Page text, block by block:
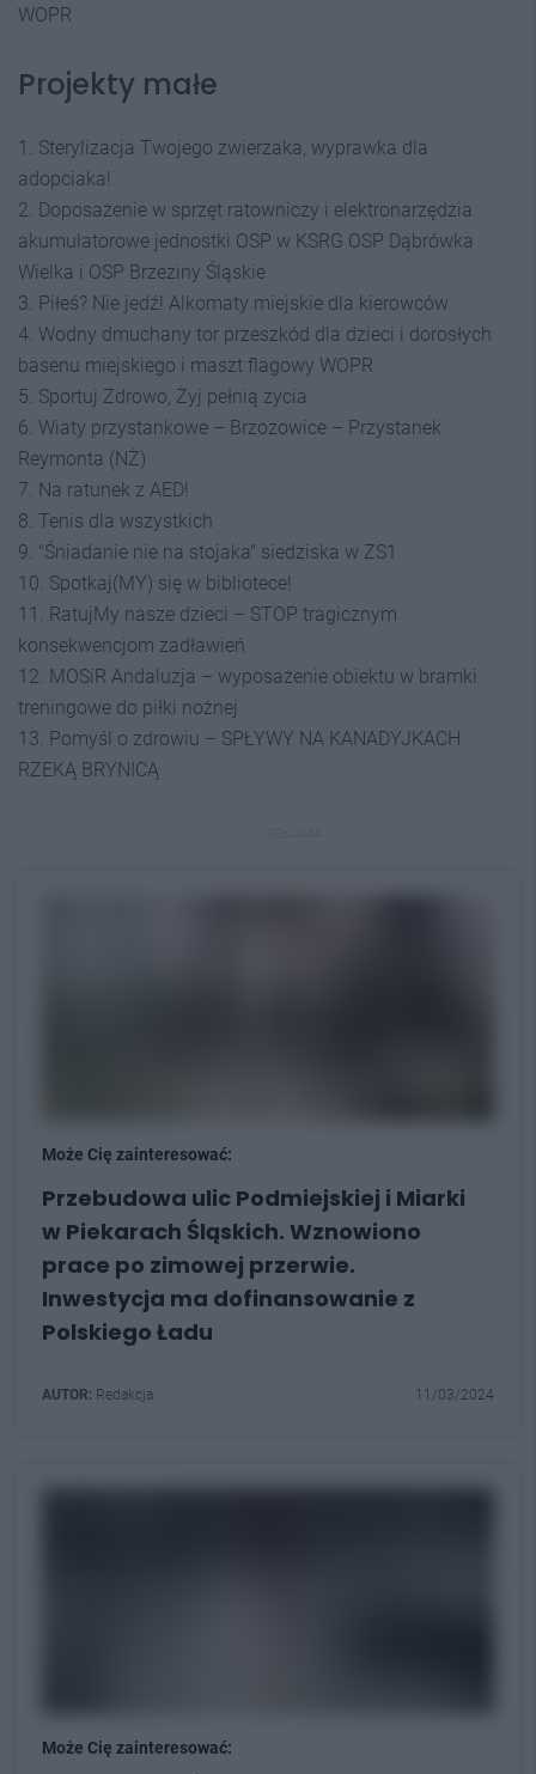
WOPR
Projekty małe
1. Sterylizacja Twojego zwierzaka, wyprawka dla
adopciaka!
2. Doposażenie w sprzęt ratowniczy i elektronarzędzia
akumulatorowe jednostki OSP w KSRG OSP Dąbrówka
Wielka i OSP Brzeziny Śląskie
3. Piłeś? Nie jedź! Alkomaty miejskie dla kierowców
4. Wodny dmuchany tor przeszkód dla dzieci i dorosłych
basenu miejskiego i maszt flagowy WOPR
5. Sportuj Zdrowo, Żyj pełnią życia
6. Wiaty przystankowe – Brzozowice – Przystanek
Reymonta (NŻ)
7. Na ratunek z AED!
8. Tenis dla wszystkich
9. "Śniadanie nie na stojaka" siedziska w ZS1
10. Spotkaj(MY) się w bibliotece!
11. RatujMy nasze dzieci – STOP tragicznym
konsekwencjom zadławień
12. MOSiR Andaluzja – wyposażenie obiektu w bramki
treningowe do piłki nożnej
13. Pomyśl o zdrowiu – SPŁYWY NA KANADYJKACH
RZEKĄ BRYNICĄ
Może Cię zainteresować:
Przebudowa ulic Podmiejskiej i Miarki
w Piekarach Śląskich. Wznowiono
prace po zimowej przerwie.
Inwestycja ma dofinansowanie z
Polskiego Ładu
AUTOR: Redakcja 11/03/2024
Może Cię zainteresować: